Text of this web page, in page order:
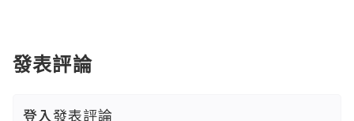
發表評論
登入發表評論